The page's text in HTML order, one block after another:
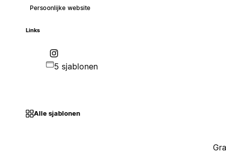
Persoonlijke website
Links
5 sjablonen
Alle sjablonen